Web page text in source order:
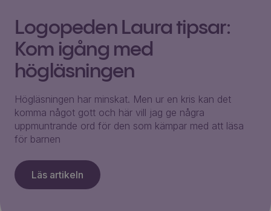
Logopeden Laura tipsar:
Kom igång med
högläsningen
Högläsningen har minskat. Men ur en kris kan det
komma något gott och här vill jag ge några
uppmuntrande ord för den som kämpar med att läsa
för barnen
Läs artikeln